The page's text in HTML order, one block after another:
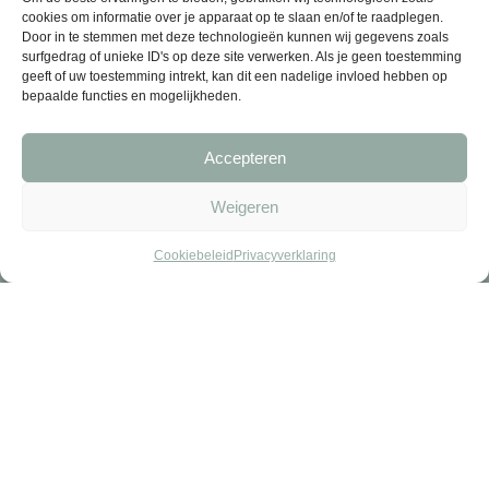
cookies om informatie over je apparaat op te slaan en/of te raadplegen.
Door in te stemmen met deze technologieën kunnen wij gegevens zoals
surfgedrag of unieke ID's op deze site verwerken. Als je geen toestemming
geeft of uw toestemming intrekt, kan dit een nadelige invloed hebben op
bepaalde functies en mogelijkheden.
Accepteren
Weigeren
Cookiebeleid Privacyverklaring